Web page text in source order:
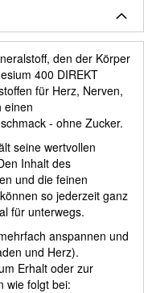
den der Körper
400 DIREKT
für Herz, Nerven,
einen
- ohne Zucker.
seine wertvollen
Inhalt des
und die feinen
so jederzeit ganz
für unterwegs.
anspannen und
und Herz).
Erhalt oder zur
wie folgt bei: